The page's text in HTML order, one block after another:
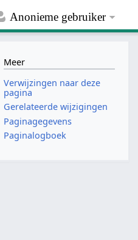
Anonieme gebruiker
Meer
Verwijzingen naar deze
pagina
Gerelateerde wijzigingen
Paginagegevens
Paginalogboek